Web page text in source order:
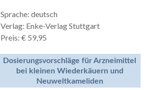
Sprache: deutsch
Verlag: Enke-Verlag Stuttgart
Preis: € 59,95
Dosierungsvorschläge für Arzneimittel
bei kleinen Wiederkäuern und
Neuweltkameliden